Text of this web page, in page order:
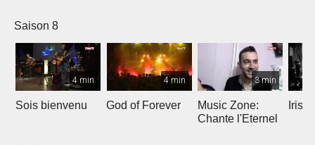
Saison 8
4 min
Sois bienvenu
4 min
God of Forever
3 min
Music Zone:
Chante l'Eternel
Irish